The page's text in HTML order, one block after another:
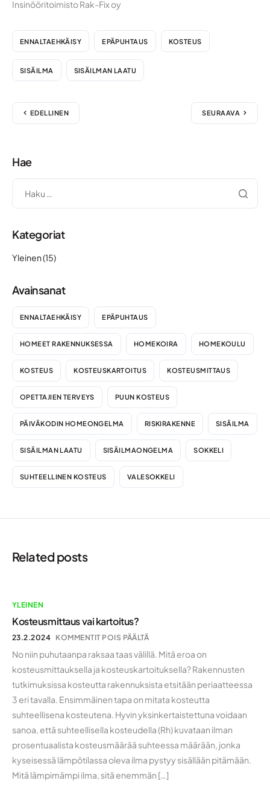
Insinööritoimisto Rak-Fix oy
ENNALTAEHKÄISY EPÄPUHTAUS KOSTEUS
SISÄILMA SISÄILMAN LAATU
EDELLINEN SEURAAVA
Hae
Kategoriat
Yleinen(15)
Avainsanat
ENNALTAEHKÄISY EPÄPUHTAUS
HOMEET RAKENNUKSESSA HOMEKOIRA HOMEKOULU
KOSTEUS KOSTEUSKARTOITUS KOSTEUSMITTAUS
OPETTAJIEN TERVEYS PUUN KOSTEUS
PÄIVÄKODIN HOMEONGELMA RISKIRAKENNE SISÄILMA
SISÄILMAN LAATU SISÄILMAONGELMA SOKKELI
SUHTEELLINEN KOSTEUS VALESOKKELI
Related posts
YLEINEN
Kosteusmittaus vai kartoitus?
23.2.2024 KOMMENTIT POIS PÄÄLTÄ
No niin puhutaanpa raksaa taas välillä. Mitä eroa on
kosteusmittauksella ja kosteuskartoituksella? Rakennusten
tutkimuksissa kosteutta rakennuksista etsitään periaatteessa
3 eri tavalla. Ensimmäinen tapa on mitata kosteutta
suhteellisena kosteutena. Hyvin yksinkertaistettuna voidaan
sanoa, että suhteellisella kosteudella (Rh) kuvataan ilman
prosentuaalista kosteusmäärää suhteessa määrään, jonka
kyseisessä lämpötilassa oleva ilma pystyy sisällään pitämään.
Mitä lämpimämpi ilma, sitä enemmän […]